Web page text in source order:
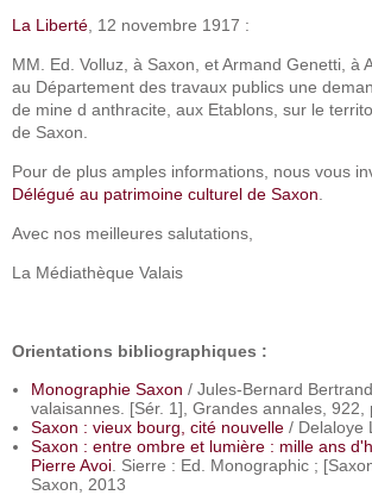
La Liberté , 12 novembre 1917 :
MM. Ed. Volluz, à Saxon, et Armand Genetti, à
au Département des travaux publics une
de mine d anthracite, aux Etablons, sur le
de Saxon.
Pour de plus amples informations, nous vous
Délégué au patrimoine culturel de Saxon
Avec nos meilleures salutations,
La Médiathèque Valais
Orientations bibliographiques :
Monographie Saxon / Jules-Bernard
valaisannes. [Sér. 1], Grandes annales, 922,
Saxon : vieux bourg, cité nouvelle / Delaloye
Saxon : entre ombre et lumière : mille ans
Pierre Avoi . Sierre : Ed. Monographic ;
Saxon, 2013